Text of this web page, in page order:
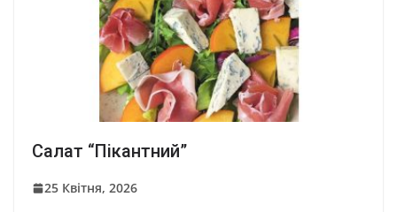
Салат “Пікантний”
25 Квітня, 2026